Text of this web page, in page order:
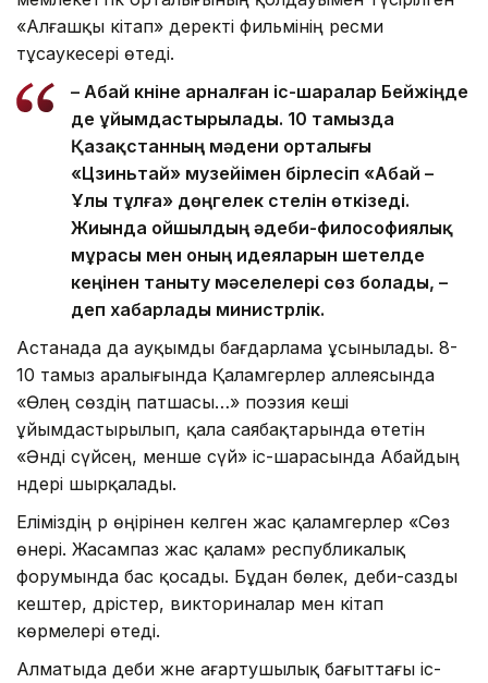
«Алғашқы кітап» деректі фильмінің ресми
тұсаукесері өтеді.
– Абай күніне арналған іс-шаралар Бейжіңде
де ұйымдастырылады. 10 тамызда
Қазақстанның мәдени орталығы
«Цзиньтай» музейімен бірлесіп «Абай –
Ұлы тұлға» дөңгелек үстелін өткізеді.
Жиында ойшылдың әдеби-философиялық
мұрасы мен оның идеяларын шетелде
кеңінен таныту мәселелері сөз болады, –
деп хабарлады министрлік.
Астанада да ауқымды бағдарлама ұсынылады. 8-
10 тамыз аралығында Қаламгерлер аллеясында
«Өлең сөздің патшасы…» поэзия кеші
ұйымдастырылып, қала саябақтарында өтетін
«Әнді сүйсең, менше сүй» іс-шарасында Абайдың
әндері шырқалады.
Еліміздің әр өңірінен келген жас қаламгерлер «Сөз
өнері. Жасампаз жас қалам» республикалық
форумында бас қосады. Бұдан бөлек, әдеби-сазды
кештер, дәрістер, викториналар мен кітап
көрмелері өтеді.
Алматыда әдеби және ағартушылық бағыттағы іс-